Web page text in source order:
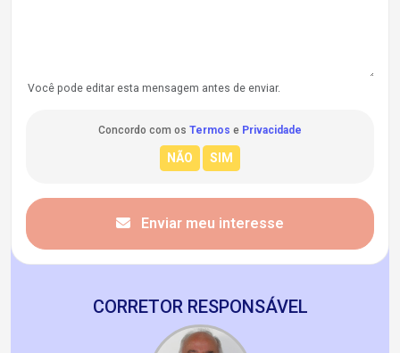
Você pode editar esta mensagem antes de enviar.
Concordo com os Termos e Privacidade
Enviar meu interesse
CORRETOR RESPONSÁVEL